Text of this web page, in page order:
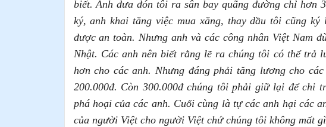
biết. Anh đưa đón tôi ra sân bay quãng đường chỉ hơn
ký, anh khai tăng việc mua xăng, thay dầu tôi cũng
được an toàn. Nhưng anh và các công nhân Việt Nam
Nhật. Các anh nên biết rằng lẽ ra chúng tôi có thể trả
hơn cho các anh. Nhưng đáng phải tăng lương cho
200.000đ. Còn 300.000đ chúng tôi phải giữ lại để chi
phá hoại của các anh. Cuối cùng là tự các anh hại các
của người Việt cho người Việt chứ chúng tôi không mất